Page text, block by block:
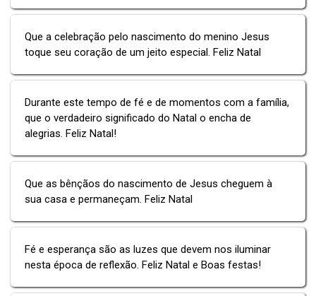
Que a celebração pelo nascimento do menino Jesus
toque seu coração de um jeito especial. Feliz Natal
Durante este tempo de fé e de momentos com a família,
que o verdadeiro significado do Natal o encha de
alegrias. Feliz Natal!
Que as bênçãos do nascimento de Jesus cheguem à
sua casa e permaneçam. Feliz Natal
Fé e esperança são as luzes que devem nos iluminar
nesta época de reflexão. Feliz Natal e Boas festas!